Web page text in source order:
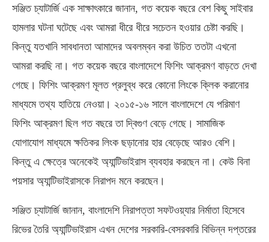
সঞ্জিত চ্যাটার্জি এক সাক্ষাৎকারে জানান, গত কয়েক বছরে বেশ কিছু সাইবার
হামলার ঘটনা ঘটেছে এবং আমরা ধীরে ধীরে সচেতন হওয়ার চেষ্টা করছি।
কিন্তু যতখানি সাবধানতা আমাদের অবলম্বন করা উচিত ততটা এখনো
আমরা করছি না। গত কয়েক বছরে বাংলাদেশে ফিশিং আক্রমণ বাড়তে দেখা
গেছে। ফিশিং আক্রমণ মূলত প্রলুব্ধ করে কোনো লিংকে ক্লিক করানোর
মাধ্যমে তথ্য হাতিয়ে নেওয়া। ২০১৫-১৬ সালে বাংলাদেশে যে পরিমাণ
ফিশিং আক্রমণ ছিল গত বছরে তা দ্বিগুণ বেড়ে গেছে। সামাজিক
যোগাযোগ মাধ্যমে ক্ষতিকর লিংক ছড়ানোর হার বেড়েছে আরও বেশি।
কিন্তু এ ক্ষেত্রে অনেকেই অ্যান্টিভাইরাস ব্যবহার করছেন না। কেউ বিনা
পয়সার অ্যান্টিভাইরাসকে নিরাপদ মনে করছেন।
সঞ্জিত চ্যাটার্জি জানান, বাংলাদেশি নিরাপত্তা সফটওয়্যার নির্মাতা হিসেবে
রিভের তৈরি অ্যান্টিভাইরাস এখন দেশের সরকারি-বেসরকারি বিভিন্ন দপ্তরের